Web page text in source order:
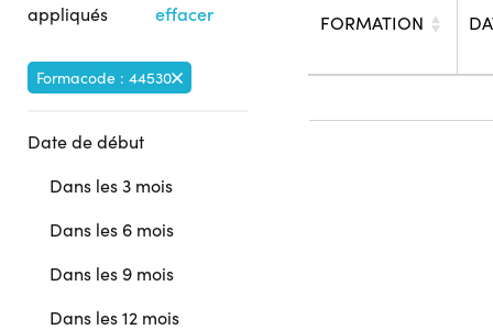
appliqués
effacer
Formacode : 44530
Date de début
Dans les 3 mois
Dans les 6 mois
Dans les 9 mois
Dans les 12 mois
FORMATION